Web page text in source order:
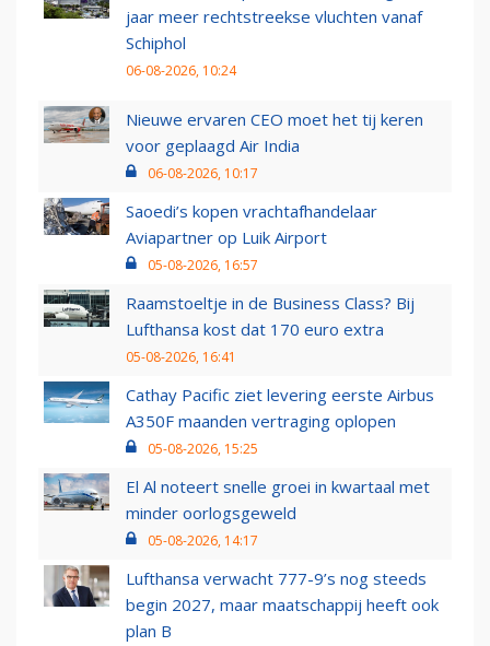
jaar meer rechtstreekse vluchten vanaf
Schiphol
06-08-2026, 10:24
Nieuwe ervaren CEO moet het tij keren
voor geplaagd Air India
06-08-2026, 10:17
Saoedi’s kopen vrachtafhandelaar
Aviapartner op Luik Airport
05-08-2026, 16:57
Raamstoeltje in de Business Class? Bij
Lufthansa kost dat 170 euro extra
05-08-2026, 16:41
Cathay Pacific ziet levering eerste Airbus
A350F maanden vertraging oplopen
05-08-2026, 15:25
El Al noteert snelle groei in kwartaal met
minder oorlogsgeweld
05-08-2026, 14:17
Lufthansa verwacht 777-9’s nog steeds
begin 2027, maar maatschappij heeft ook
plan B